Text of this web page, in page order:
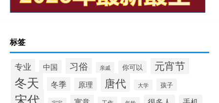
标签
专业 中国 习俗 亲戚 你可以 元宵节
冬天 冬季 原理 唐代 大学 孩子